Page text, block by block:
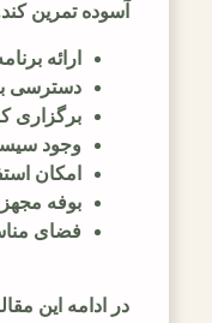
آسوده تمرین
ارائه
دسترسی
برگزاری
وجود
امکان
بوفه
فضای
در ادامه این